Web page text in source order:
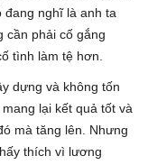
đang nghĩ là anh ta
cần phải cố gắng
tình làm tệ hơn.
dựng và không tốn
lại kết quả tốt và
mà tăng lên. Nhưng
thích vì lương